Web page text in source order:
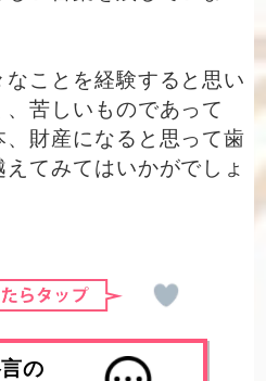
ことを経験すると思い
苦しいものであって
、財産になると思って歯
てみてはいかがでしょ
の